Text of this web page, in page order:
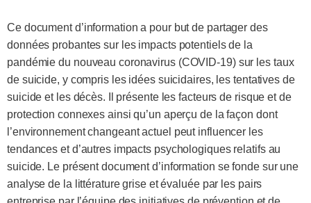
Ce document d’information a pour but de partager des
données probantes sur les impacts potentiels de la
pandémie du nouveau coronavirus (COVID-19) sur les taux
de suicide, y compris les idées suicidaires, les tentatives de
suicide et les décès. Il présente les facteurs de risque et de
protection connexes ainsi qu’un aperçu de la façon dont
l’environnement changeant actuel peut influencer les
tendances et d’autres impacts psychologiques relatifs au
suicide. Le présent document d’information se fonde sur une
analyse de la littérature grise et évaluée par les pairs